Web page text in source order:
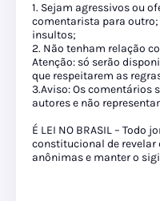
1. Sejam agressivos ou
comentarista para
insultos;
2. Não tenham relação
Atenção: só serão
que respeitarem as
3.Aviso: Os comentários
autores e não
É LEI NO BRASIL –
constitucional de revelar
anônimas e manter o